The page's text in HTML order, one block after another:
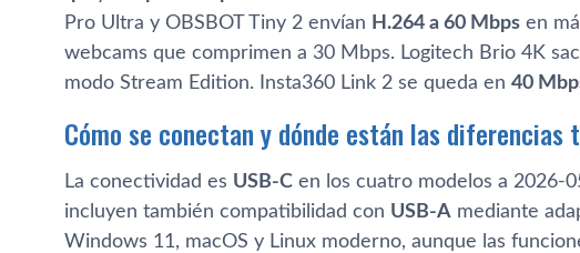
Pro Ultra y OBSBOT Tiny 2 envían H.264 a 60 Mbps en
webcams que comprimen a 30 Mbps. Logitech Brio 4K
modo Stream Edition. Insta360 Link 2 se queda en 40
Cómo se conectan y dónde están las diferencias
La conectividad es USB-C en los cuatro modelos a 2026-
incluyen también compatibilidad con USB-A mediante
Windows 11, macOS y Linux moderno, aunque las